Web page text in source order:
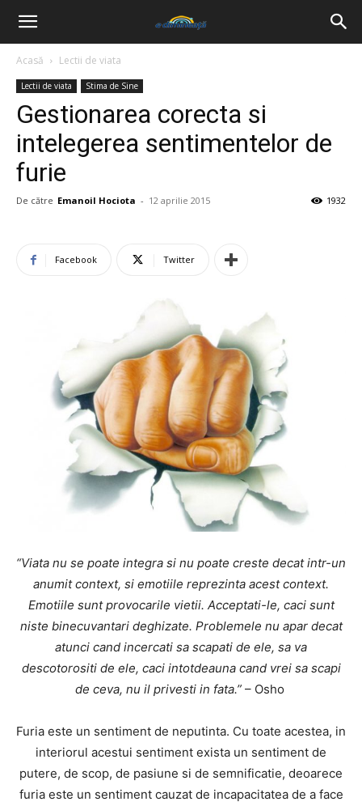
Acasă Lectii de viata
Lectii de viata Stima de Sine
Gestionarea corecta si
intelegerea sentimentelor de
furie
De către Emanoil Hociota - 12 aprilie 2015 1932
Facebook Twitter
“Viata nu se poate integra si nu poate creste decat intr-un
anumit context, si emotiile reprezinta acest context.
Emotiile sunt provocarile vietii. Acceptati-le, caci sunt
niste binecuvantari deghizate. Problemele nu apar decat
atunci cand incercati sa scapati de ele, sa va
descotorositi de ele, caci intotdeauna cand vrei sa scapi
de ceva, nu il privesti in fata.”– Osho
Furia este un sentiment de neputinta. Cu toate acestea, in
interiorul acestui sentiment exista un sentiment de
putere, de scop, de pasiune si de semnificatie, deoarece
furia este un sentiment cauzat de incapacitatea de a face